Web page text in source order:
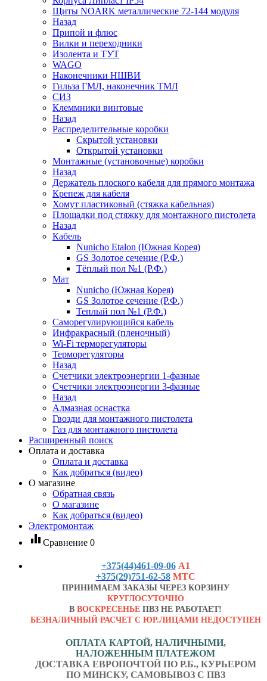
Щиты NOARK металлические 72-144 модуля
Назад
Припой и флюс
Вилки и переходники
Изолента и ТУТ
WAGO
Наконечники НШВИ
Гильза ГМЛ, наконечник ТМЛ
СИЗ
Клеммники винтовые
Назад
Распределительные коробки
Скрытой установки
Открытой установки
Монтажные (установочные) коробки
Назад
Держатель плоского кабеля для прямого монтажа
Крепеж для кабеля
Хомут пластиковый (стяжка кабельная)
Площадки под стяжку для монтажного пистолета
Назад
Кабель
Nunicho Etalon (Южная Корея)
GS Золотое сечение (Р.Ф.)
Тёплый пол №1 (Р.Ф.)
Мат
Nunicho (Южная Корея)
GS Золотое сечение (Р.Ф.)
Теплый пол №1 (Р.Ф.)
Саморегулирующийся кабель
Инфракрасный (пленочный)
Wi-Fi терморегуляторы
Терморегуляторы
Назад
Счетчики электроэнергии 1-фазные
Счетчики электроэнергии 3-фазные
Назад
Алмазная оснастка
Гвозди для монтажного пистолета
Газ для монтажного пистолета
Расширенный поиск
Оплата и доставка
Оплата и доставка
Как добраться (видео)
О магазине
Обратная связь
О магазине
Как добраться (видео)
Электромонтаж
equalizer Сравнение 0
+375(44)461-09-06 А1
+375(29)751-62-58 МТС
ПРИНИМАЕМ ЗАКАЗЫ ЧЕРЕЗ КОРЗИНУ
КРУГЛОСУТОЧНО
В ВОСКРЕСЕНЬЕ ПВЗ НЕ РАБОТАЕТ!
БЕЗНАЛИЧНЫЙ РАСЧЕТ С ЮР.ЛИЦАМИ НЕДОСТУПЕН
ОПЛАТА КАРТОЙ, НАЛИЧНЫМИ,
НАЛОЖЕННЫМ ПЛАТЕЖОМ
ДОСТАВКА ЕВРОПОЧТОЙ ПО Р.Б., КУРЬЕРОМ
ПО МИНСКУ, САМОВЫВОЗ С ПВЗ